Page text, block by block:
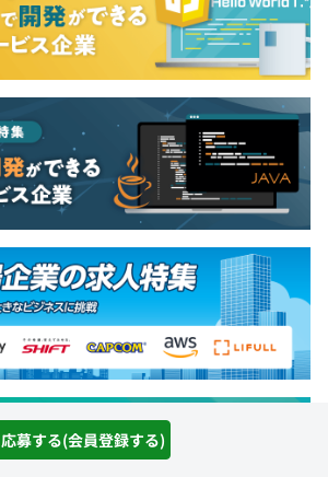
応募する(会員登録する)